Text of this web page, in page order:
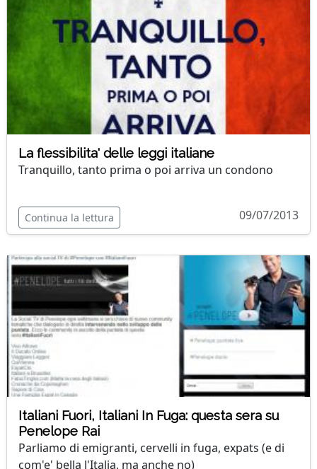
La flessibilita' delle leggi italiane
Tranquillo, tanto prima o poi arriva un condono
Continua la lettura 09/07/2013
Italiani Fuori, Italiani In Fuga: questa sera su
Penelope Rai
Parliamo di emigranti, cervelli in fuga, expats (e di
com'e' bella l'Italia, ma anche no)